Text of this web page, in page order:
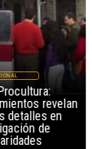
revelan
detalles en
de